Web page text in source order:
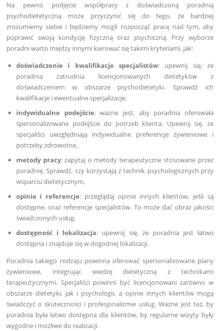
Na pewno podjęcie współpracy z doświadczoną poradnią
psychodietetyczną może przyczynić się do tego, że bardziej
zrozumiemy siebie i będziemy mogli rozpocząć pracę nad tym, aby
poprawić swoją kondycję fizyczną oraz psychiczną. Przy wyborze
poradni warto między innymi kierować się takimi kryteriami, jak:
doświadczenie i kwalifikacje specjalistów: upewnij się, że
poradnia zatrudnia licencjonowanych dietetyków z
doświadczeniem w obszarze psychodietetyki. Sprawdź ich
kwalifikacje i ewentualne specjalizacje,
indywidualne podejście: ważne jest, aby poradnia oferowała
spersonalizowane podejście do potrzeb klienta. Upewnij się, że
specjaliści uwzględniają indywidualne preferencje żywieniowe i
potrzeby zdrowotne,
metody pracy: zapytaj o metody terapeutyczne stosowane przez
poradnię. Sprawdź, czy korzystają z technik psychologicznych przy
wsparciu dietetycznym,
opinie i referencje: przeglądaj opinie innych klientów, jeśli są
dostępne, oraz referencje specjalistów. To może dać obraz jakości
świadczonych usług,
dostępność i lokalizacja: upewnij się, że poradnia jest łatwo
dostępna i znajduje się w dogodnej lokalizacji.
Poradnia takiego rodzaju powinna oferować spersonalizowane plany
żywieniowe, integrując wiedzę dietetyczną z technikami
terapeutycznymi. Specjaliści powinni być licencjonowani zarówno w
obszarze dietetyki, jak i psychologii, a opinie innych klientów mogą
świadczyć o skuteczności i profesjonalizmie usług. Ważne jest też, by
poradnia była łatwo dostępna dla klientów, by regularne wizyty były
wygodne i możliwe do realizacji.